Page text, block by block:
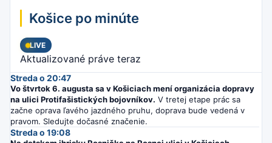
Košice po minúte
LIVE
Aktualizované práve teraz
Streda o 20:47
Vo štvrtok 6. augusta sa v Košiciach mení organizácia dopravy
na ulici Protifašistických bojovníkov. V tretej etape prác sa
začne oprava ľavého jazdného pruhu, doprava bude vedená v
pravom. Sledujte dočasné značenie.
Streda o 19:08